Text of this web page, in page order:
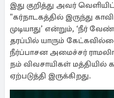
இது குறித்து அவர்
"கர்நாடகத்தில் இருந்து
முடியாது’ என்றும், ‘நீர்
தரப்பில் யாரும்
நீர்ப்பாசன அமைச்சர்
நம் விவசாயிகள் மத்தியில்
ஏற்படுத்தி இருக்கிறது.